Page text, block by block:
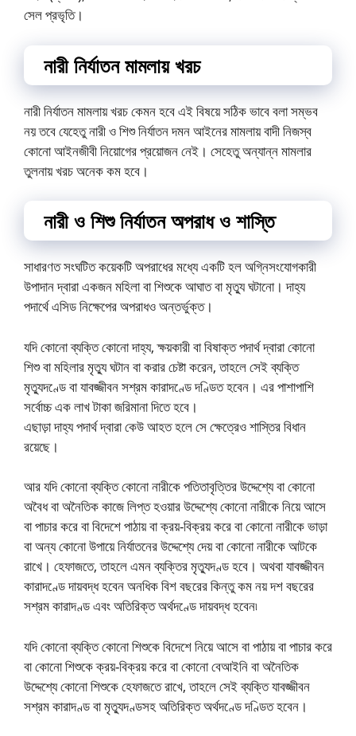
সেল প্রভৃতি।
নারী নির্যাতন মামলায় খরচ
নারী নির্যাতন মামলায় খরচ কেমন হবে এই বিষয়ে সঠিক ভাবে বলা সম্ভব
নয় তবে যেহেতু নারী ও শিশু নির্যাতন দমন আইনের মামলায় বাদী নিজস্ব
কোনো আইনজীবী নিয়োগের প্রয়োজন নেই। সেহেতু অন্যান্ন মামলার
তুলনায় খরচ অনেক কম হবে।
নারী ও শিশু নির্যাতন অপরাধ ও শাস্তি
সাধারণত সংঘটিত কয়েকটি অপরাধের মধ্যে একটি হল অগ্নিসংযোগকারী
উপাদান দ্বারা একজন মহিলা বা শিশুকে আঘাত বা মৃত্যু ঘটানো। দাহ্য
পদার্থে এসিড নিক্ষেপের অপরাধও অন্তর্ভুক্ত।
যদি কোনো ব্যক্তি কোনো দাহ্য, ক্ষয়কারী বা বিষাক্ত পদার্থ দ্বারা কোনো
শিশু বা মহিলার মৃত্যু ঘটান বা করার চেষ্টা করেন, তাহলে সেই ব্যক্তি
মৃত্যুদণ্ডে বা যাবজ্জীবন সশ্রম কারাদণ্ডে দণ্ডিত হবেন। এর পাশাপাশি
সর্বোচ্চ এক লাখ টাকা জরিমানা দিতে হবে।
এছাড়া দাহ্য পদার্থ দ্বারা কেউ আহত হলে সে ক্ষেত্রেও শাস্তির বিধান
রয়েছে।
আর যদি কোনো ব্যক্তি কোনো নারীকে পতিতাবৃত্তির উদ্দেশ্যে বা কোনো
অবৈধ বা অনৈতিক কাজে লিপ্ত হওয়ার উদ্দেশ্যে কোনো নারীকে নিয়ে আসে
বা পাচার করে বা বিদেশে পাঠায় বা ক্রয়-বিক্রয় করে বা কোনো নারীকে ভাড়া
বা অন্য কোনো উপায়ে নির্যাতনের উদ্দেশ্যে দেয় বা কোনো নারীকে আটকে
রাখে। হেফাজতে, তাহলে এমন ব্যক্তির মৃত্যুদণ্ড হবে। অথবা যাবজ্জীবন
কারাদণ্ডে দায়বদ্ধ হবেন অনধিক বিশ বছরের কিন্তু কম নয় দশ বছরের
সশ্রম কারাদণ্ড এবং অতিরিক্ত অর্থদণ্ডে দায়বদ্ধ হবেন৷
যদি কোনো ব্যক্তি কোনো শিশুকে বিদেশে নিয়ে আসে বা পাঠায় বা পাচার করে
বা কোনো শিশুকে ক্রয়-বিক্রয় করে বা কোনো বেআইনি বা অনৈতিক
উদ্দেশ্যে কোনো শিশুকে হেফাজতে রাখে, তাহলে সেই ব্যক্তি যাবজ্জীবন
সশ্রম কারাদণ্ড বা মৃত্যুদণ্ডসহ অতিরিক্ত অর্থদণ্ডে দণ্ডিত হবেন।